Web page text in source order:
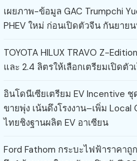
เผยภาพ-ข้อมูล GAC Trumpchi
PHEV ใหม่ ก่อนเปิดตัวจีน กันยาย
TOYOTA HILUX TRAVO Z-
และ 2.4 ลิตรให้เลือกเตรียมเปิดตัว
อินโดนีเซียเตรียม EV Incentive
ขายพุ่ง เน้นดึงโรงงาน–เพิ่ม
ไทยชิงฐานผลิต EV อาเซียน
Ford Fathom กระบะไฟฟ้าราคาถู